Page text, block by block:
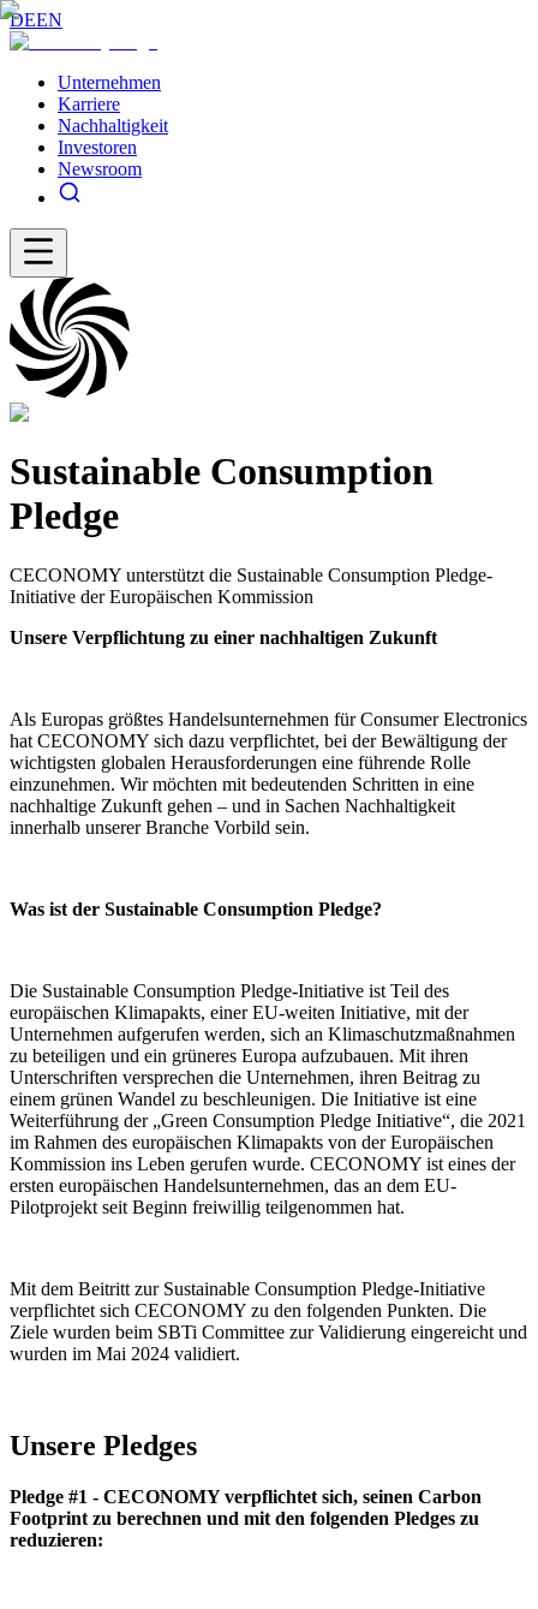
DEEN
Unternehmen
Karriere
Nachhaltigkeit
Investoren
Newsroom
Sustainable Consumption
Pledge
CECONOMY unterstützt die Sustainable Consumption Pledge-
Initiative der Europäischen Kommission
Unsere Verpflichtung zu einer nachhaltigen Zukunft
Als Europas größtes Handelsunternehmen für Consumer Electronics
hat CECONOMY sich dazu verpflichtet, bei der Bewältigung der
wichtigsten globalen Herausforderungen eine führende Rolle
einzunehmen. Wir möchten mit bedeutenden Schritten in eine
nachhaltige Zukunft gehen – und in Sachen Nachhaltigkeit
innerhalb unserer Branche Vorbild sein.
Was ist der Sustainable Consumption Pledge?
Die Sustainable Consumption Pledge-Initiative ist Teil des
europäischen Klimapakts, einer EU-weiten Initiative, mit der
Unternehmen aufgerufen werden, sich an Klimaschutzmaßnahmen
zu beteiligen und ein grüneres Europa aufzubauen. Mit ihren
Unterschriften versprechen die Unternehmen, ihren Beitrag zu
einem grünen Wandel zu beschleunigen. Die Initiative ist eine
Weiterführung der „Green Consumption Pledge Initiative“, die 2021
im Rahmen des europäischen Klimapakts von der Europäischen
Kommission ins Leben gerufen wurde. CECONOMY ist eines der
ersten europäischen Handelsunternehmen, das an dem EU-
Pilotprojekt seit Beginn freiwillig teilgenommen hat.
Mit dem Beitritt zur Sustainable Consumption Pledge-Initiative
verpflichtet sich CECONOMY zu den folgenden Punkten. Die
Ziele wurden beim SBTi Committee zur Validierung eingereicht und
wurden im Mai 2024 validiert.
Unsere Pledges
Pledge #1 - CECONOMY verpflichtet sich, seinen Carbon
Footprint zu berechnen und mit den folgenden Pledges zu
reduzieren: